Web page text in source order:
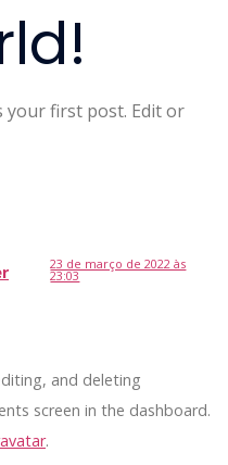
your first post. Edit or
23 de março de 2022 às
23:03
and deleting
screen in the dashboard.
.